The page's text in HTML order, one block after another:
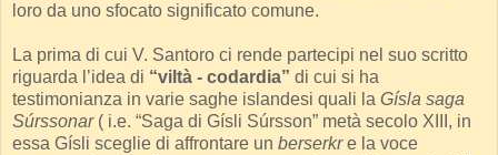
loro da uno sfocato significato comune.
La prima di cui V. Santoro ci rende partecipi nel suo scritto
riguarda l’idea di “viltà - codardia” di cui si ha
testimonianza in varie saghe islandesi quali la Gísla saga
Súrssonar( i.e. “Saga di Gísli Súrsson” metà secolo XIII, in
essa Gísli sceglie di affrontare un berserkre la voce